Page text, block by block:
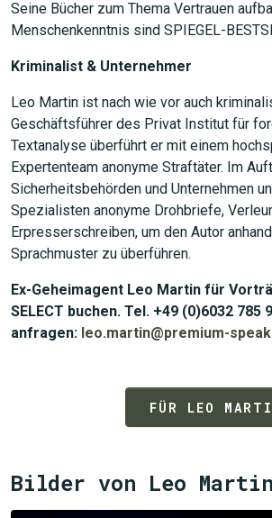
Seine Bücher zum Thema Vertrauen
Menschenkenntnis sind SPIEGEL-
Kriminalist & Unternehmer
Leo Martin ist nach wie vor auch
Geschäftsführer des Privat Institut für
Textanalyse überführt er mit einem
Expertenteam anonyme Straftäter. Im
Sicherheitsbehörden und Unternehmen
Spezialisten anonyme Drohbriefe,
Erpresserschreiben, um den Autor
Sprachmuster zu überführen.
Ex-Geheimagent Leo Martin für
SELECT buchen. Tel. +49 (0)6032 785
anfragen: leo.martin@premium-
FÜR LEO
Bilder von Leo Martin